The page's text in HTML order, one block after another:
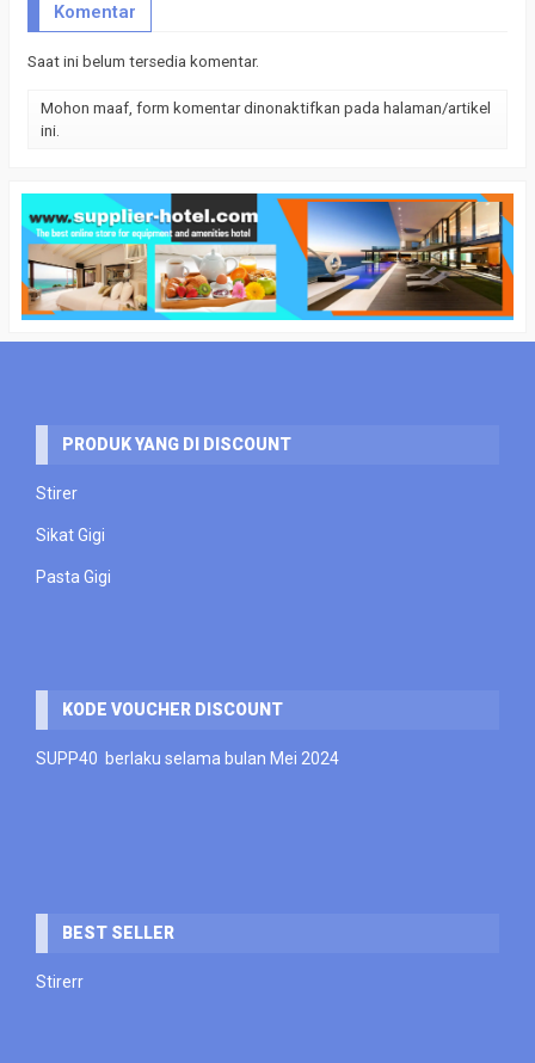
Komentar
Saat ini belum tersedia komentar.
Mohon maaf, form komentar dinonaktifkan pada halaman/artikel
ini.
PRODUK YANG DI DISCOUNT
Stirer
Sikat Gigi
Pasta Gigi
KODE VOUCHER DISCOUNT
SUPP40 berlaku selama bulan Mei 2024
BEST SELLER
Stirerr